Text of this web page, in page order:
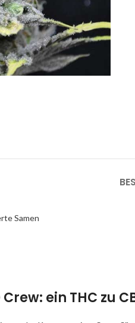
Samen
ein THC zu